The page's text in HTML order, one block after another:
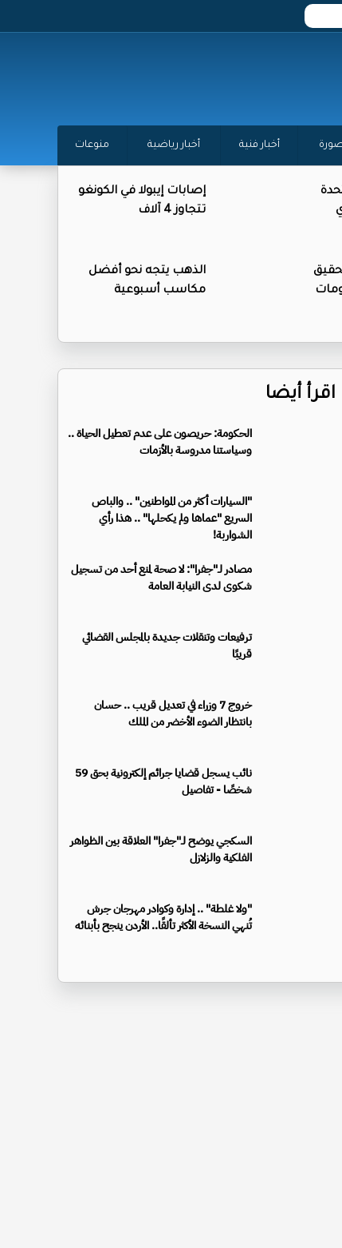
أخبار فنية أخبار رياضية منوعات
إصابات إيبولا في الكونغو
تتجاوز 4 آلاف
الذهب يتجه نحو أفضل
مكاسب أسبوعية
اقرأ أيضا
الحكومة: حريصون على عدم تعطيل الحياة ..
وسياستنا مدروسة بالأزمات
"السيارات أكثر من المواطنين" .. والباص
السريع "عماها ولم يكحلها" .. هذا رأي
الشواربة!
مصادر لـ"جفرا": لا صحة لمنع أحد من تسجيل
شكوى لدى النيابة العامة
ترفيعات وتنقلات جديدة بالمجلس القضائي
قريبًا
خروج 7 وزراء في تعديل قريب .. حسان
بانتظار الضوء الأخضر من الملك
نائب يسجل قضايا جرائم إلكترونية بحق 59
شخصًا - تفاصيل
السكجي يوضح لـ"جفرا" العلاقة بين الظواهر
الفلكية والزلازل
"ولا غلطة" .. إدارة وكوادر مهرجان جرش
تُنهي النسخة الأكثر تألقًا.. الأردن ينجح بأبنائه